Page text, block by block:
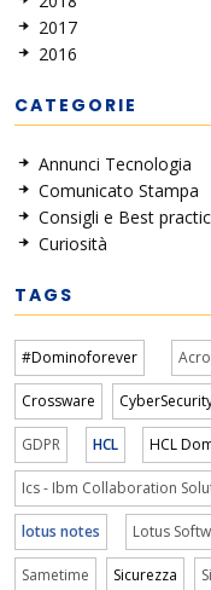
2017
2016
CATEGORIE
Annunci Tecnologia
Comunicato Stampa
Consigli e Best
Curiosità
TAGS
#Dominoforever
Crossware
GDPR HCL HCL
Ics - Ibm Collaboration
lotus notes Lotus
Sametime Sicurezza